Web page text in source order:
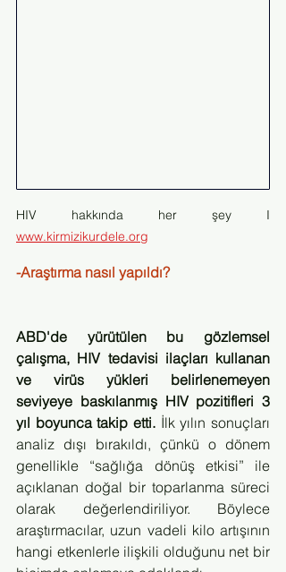
HIV hakkında her şey I
www.kirmizikurdele.org
-Araştırma nasıl yapıldı?
ABD'de yürütülen bu gözlemsel
çalışma, HIV tedavisi ilaçları kullanan
ve virüs yükleri belirlenemeyen
seviyeye baskılanmış HIV pozitifleri 3
yıl boyunca takip etti. İlk yılın sonuçları
analiz dışı bırakıldı, çünkü o dönem
genellikle “sağlığa dönüş etkisi” ile
açıklanan doğal bir toparlanma süreci
olarak değerlendiriliyor. Böylece
araştırmacılar, uzun vadeli kilo artışının
hangi etkenlerle ilişkili olduğunu net bir